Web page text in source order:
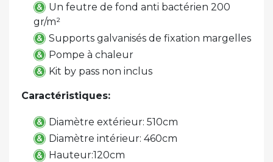
Un feutre de fond anti bactérien 200
gr/m²
Supports galvanisés de fixation margelles
Pompe à chaleur
Kit by pass non inclus
Caractéristiques:
Diamètre extérieur: 510cm
Diamètre intérieur: 460cm
Hauteur:120cm